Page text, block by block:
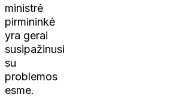
ministrė
pirmininkė
yra gerai
susipažinusi
su
problemos
esme.